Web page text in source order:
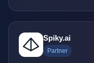
Spiky.ai
Partner